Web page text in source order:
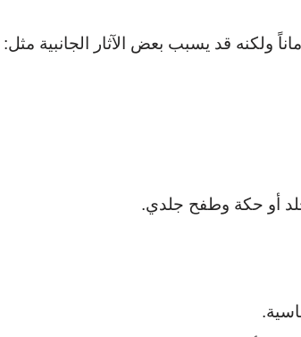
ولكنه قد يسبب بعض الآثار الجانبية مثل:
أو حكة وطفح جلدي.